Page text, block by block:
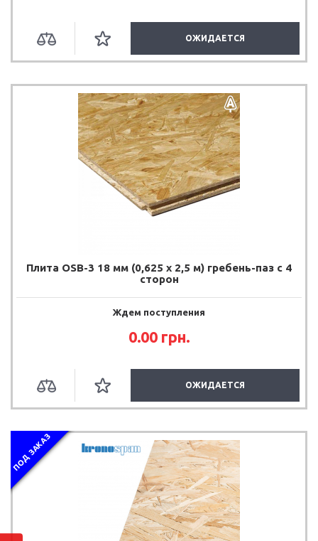
ОЖИДАЕТСЯ
Плита OSB-3 18 мм (0,625 х 2,5 м) гребень-паз с 4
сторон
Ждем поступления
0.00 грн.
ОЖИДАЕТСЯ
ПОД ЗАКАЗ